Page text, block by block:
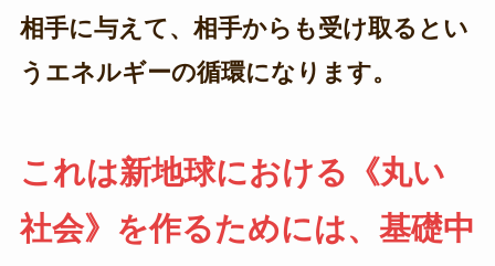
相手に与えて、相手からも受け取るとい
うエネルギーの循環になります。
これは新地球における《丸い
社会》を作るためには、基礎中